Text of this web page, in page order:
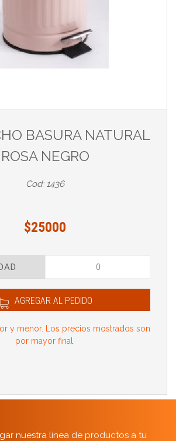
BASURA NATURAL
ROSA NEGRO
Cod: 1436
$25000
AGREGAR AL PEDIDO
y menor. Los precios mostrados son
por mayor final.
nuestra línea de productos a tu